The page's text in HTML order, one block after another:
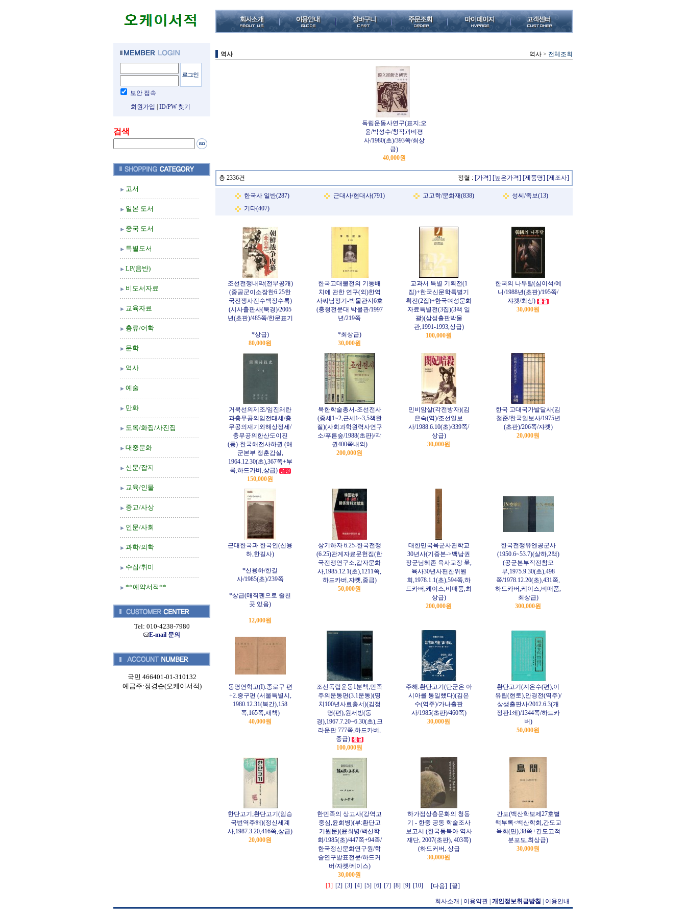
보안 접속
회원가입
ID/PW 찾기
검색
고서
일본 도서
중국 도서
특별도서
LP(음반)
비도서자료
교육자료
총류/어학
문학
역사
예술
만화
도록/화집/사진집
대중문화
신문/잡지
교육/인물
종교/사상
인문/사회
과학/의학
수집/취미
**예약서적**
Tel: 010-4238-7980
E-mail 문의
국민 466401-01-310132
예금주:정경순(오케이서적)
역사 역사 > 전체조회
독립운동사연구(표지;오
윤/박성수/창작과비평
사/1980(초)/393쪽/최상
급)
40,000원
총 2336건 정렬 : [가격] [높은가격] [제품명] [제조사]
한국사 일반(287) 근대사/현대사(791) 고고학/문화재(838)
성씨/족보(13)
기타(407)
조선전쟁내막(전부공개)
(중공군이소장한6.25한
국전쟁사진수백장수록)
(시사출판사(북경)/2005
년(초판)/485쪽/한문표기
*상급)
80,000원
한국고대불전의 기둥배
치에 관한 연구(외)한역
사씨남정기-박물관지6호
(충청전문대 박물관/1997
년/219쪽
*최상급)
30,000원
교과서 특별 기획전(1
집)+한국신문학특별기
획전(2집)+한국여성문화
자료특별전(3집)(3책 일
괄)(삼성출판박물
관,1991-1993,상급)
100,000원
한국의 나무탈(심이석/예
니/1988년(초판)/195쪽/
쟈켓/최상)
30,000원
거북선의제조/임진왜란
과충무공의임전태세/충
무공의재기와해상정세/
충무공의한산도이진
(등)-한국해전사하권 (해
군본부 정훈감실,
1964.12.30(초),367쪽+부
록,하드카버,상급)
150,000원
북한학술총서-조선전사
(중세1~2,근세1~3,5책완
질)(사회과학원력사연구
소/푸른숲/1988(초판)/각
권400쪽내외)
200,000원
민비암살(각전방자)(김
은숙(역)/조선일보
사/1988.6.10(초)/339쪽/
상급)
30,000원
한국 고대국가발달사(김
철준/한국일보사/1975년
(초판)/206쪽/쟈켓)
20,000원
근대한국과 한국인(신용
하,한길사)
*신용하/한길
사/1985(초)/239쪽
*상급(매직펜으로 줄친
곳 있음)
12,000원
상기하자 6.25-한국전쟁
(6.25)관계자료문헌집(한
국전쟁연구소,갑자문화
사,1985.12.1(초),1211쪽,
하드카버,쟈켓,중급)
50,000원
대한민국육군사관학교
30년사(기증본->백남권
장군님혜존 육사교장 呈,
육사30년사편찬위원
회,1978.1.1(초),594쪽,하
드카버,케이스,비매품,최
상급)
200,000원
한국전쟁유엔공군사
(1950.6~53.7)(살하,2책)
(공군본부작전참모
부,1975.9.30(초),498
쪽/1978.12.20(초),431쪽,
하드카버,케이스,비매품,
최상급)
300,000원
동명연혁고(I):종로구 편
+2.중구편 (서울특별시,
1980.12.31(복간),158
쪽,165쪽,새책)
40,000원
조선독립운동1분책;민족
주의운동편(3.1운동)(명
치100년사료총서)(김정
명(편),원서방(동
경),1967.7.20~6.30(초),크
라운판 777쪽,하드카버,
중급)
100,000원
주해.환단고기(단군은 아
시아를 통일했다)(김은
수(역주)/가나출판
사/1985(초판)/460쪽)
30,000원
환단고기(계은수(편),이
유립(현토),안경전(역주)/
상생출판사/2012.6.3(개
정판1쇄)/1344쪽/하드카
버)
50,000원
한단고기;환단고기(임승
국번역주해)(정신세계
사,1987.3.20,416쪽,상급)
20,000원
한민족의 상고사(강역고
중심,윤희병)(부:환단고
기원문)(윤희병/백산학
회/1985(초)/447쪽+94족/
한국정신문화연구원/학
술연구발표전문/하드커
버/쟈켓/케이스)
30,000원
하가점상층문화의 청동
기 - 한중 공동 학술조사
보고서 (한국동북아 역사
재단, 2007(초판), 403쪽)
(하드커버, 상급
30,000원
간도(백산학보제27호별
책부록<백산학회,간도교
육회(편),38쪽+간도고적
분포도,최상급)
30,000원
[1] [2] [3] [4] [5] [6] [7] [8] [9] [10] [다음] [끝]
회사소개 이용약관 개인정보취급방침 이용안내